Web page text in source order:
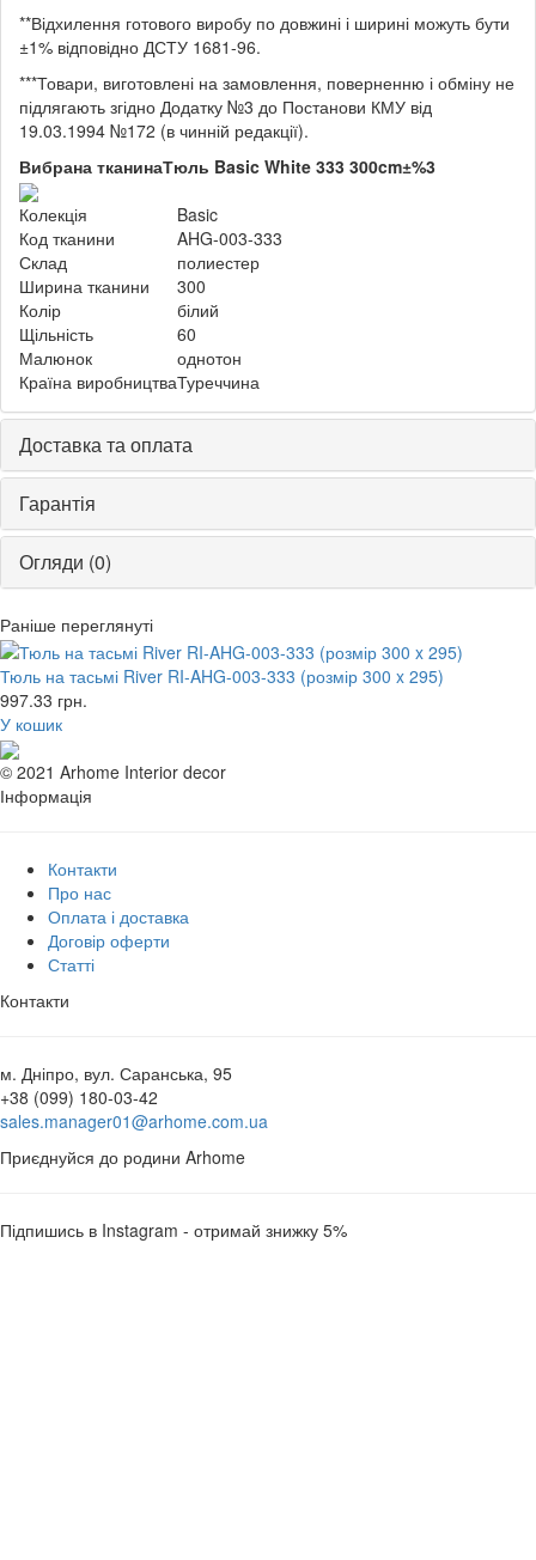
**Відхилення готового виробу по довжині і ширині можуть бути
±1% відповідно ДСТУ 1681-96.
***Товари, виготовлені на замовлення, поверненню і обміну не
підлягають згідно Додатку №3 до Постанови КМУ від
19.03.1994 №172 (в чинній редакції).
Вибрана тканинаТюль Basic White 333 300cm±%3
Колекція
Basic
Код тканини
AHG-003-333
Склад
полиестер
Ширина тканини
300
Колір
білий
Щільність
60
Малюнок
однотон
Країна виробництваТуреччина
Доставка та оплата
Гарантія
Огляди (0)
Раніше переглянуті
Тюль на тасьмі River RI-AHG-003-333 (розмір 300 x 295)
997.33 грн.
У кошик
© 2021 Arhome Interior decor
Інформація
Контакти
Про нас
Оплата і доставка
Договір оферти
Статті
Контакти
м. Дніпро, вул. Саранська, 95
+38 (099) 180-03-42
sales.manager01@arhome.com.ua
Приєднуйся до родини Arhome
Підпишись в Instagram - отримай знижку 5%